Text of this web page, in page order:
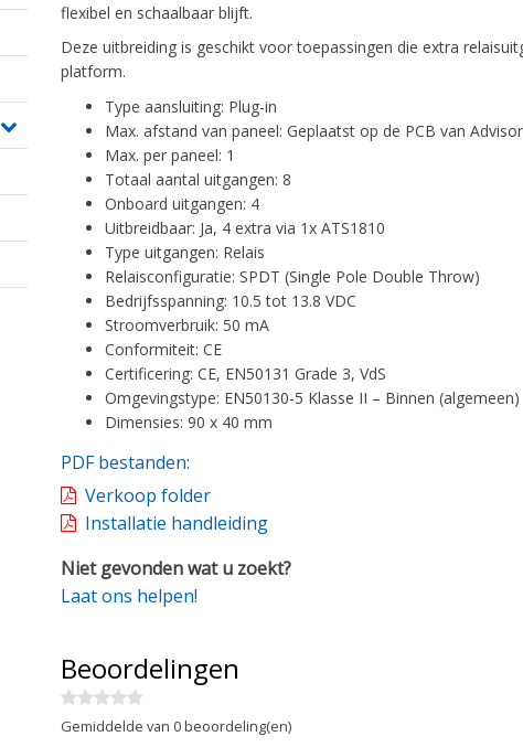
flexibel en schaalbaar blijft.
Deze uitbreiding is geschikt voor toepassingen die extra
platform.
Type aansluiting: Plug-in
Max. afstand van paneel: Geplaatst op de PCB van
Max. per paneel: 1
Totaal aantal uitgangen: 8
Onboard uitgangen: 4
Uitbreidbaar: Ja, 4 extra via 1x ATS1810
Type uitgangen: Relais
Relaisconfiguratie: SPDT (Single Pole Double Throw)
Bedrijfsspanning: 10.5 tot 13.8 VDC
Stroomverbruik: 50 mA
Conformiteit: CE
Certificering: CE, EN50131 Grade 3, VdS
Omgevingstype: EN50130-5 Klasse II – Binnen (algemeen)
Dimensies: 90 x 40 mm
PDF bestanden:
Verkoop folder
Installatie handleiding
Niet gevonden wat u zoekt?
Laat ons helpen!
Beoordelingen
Gemiddelde van 0 beoordeling(en)